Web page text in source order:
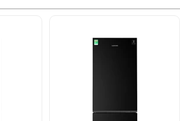
Nâng cao trải nghiệm sử dụng làm đông